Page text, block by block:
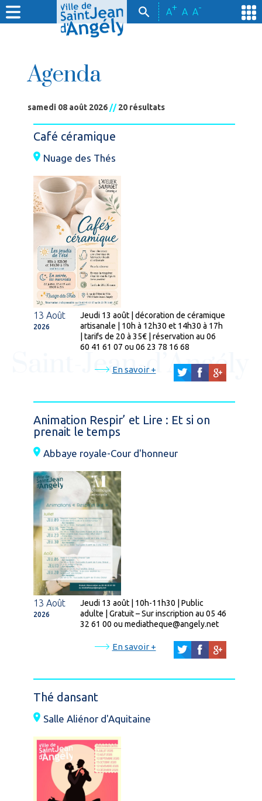
A+ A A-
Agenda
samedi 08 août 2026 //20 résultats
Café céramique
Nuage des Thés
13 Août
2026
Jeudi 13 août | décoration de céramique
artisanale | 10h à 12h30 et 14h30 à 17h
| tarifs de 20 à 35€ | réservation au 06
60 41 61 07 ou 06 23 78 16 68
En savoir +
Animation Respir’ et Lire : Et si on
prenait le temps
Abbaye royale-Cour d'honneur
13 Août
2026
Jeudi 13 août | 10h-11h30 | Public
adulte | Gratuit – Sur inscription au 05 46
32 61 00 ou mediatheque@angely.net
En savoir +
Thé dansant
Salle Aliénor d'Aquitaine